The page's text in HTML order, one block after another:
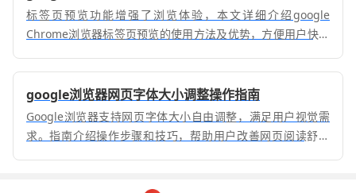
标签页预览功能增强了浏览体验，本文详细介绍google
Chrome浏览器标签页预览的使用方法及优势，方便用户快速
google浏览器网页字体大小调整操作指南
Google浏览器支持网页字体大小自由调整，满足用户视觉需
求。指南介绍操作步骤和技巧，帮助用户改善网页阅读舒适